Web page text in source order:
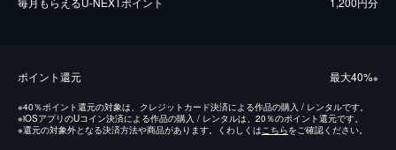
ポイント還元 最⼤40%※
※40％ポイント還元の対象は、クレジットカード決済による作品の購入 / レンタルです。
※iOSアプリのUコイン決済による作品の購入 / レンタルは、20％のポイント還元です。
※還元の対象外となる決済方法や商品があります。くわしくはこちらをご確認ください。